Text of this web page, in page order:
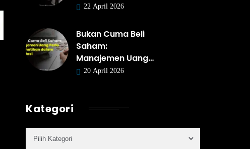
22 April 2026
Bukan Cuma Beli
Saham:
Manajemen Uang…
20 April 2026
Kategori